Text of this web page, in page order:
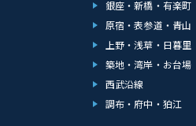
銀座・新橋・有楽町
原宿・表参道・青山
上野・浅草・日暮里
築地・湾岸・お台場
西武沿線
調布・府中・狛江